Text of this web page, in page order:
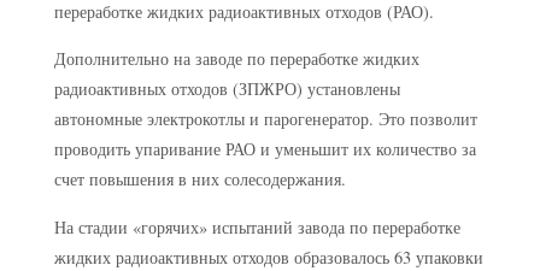
переработке жидких радиоактивных отходов (РАО).
Дополнительно на заводе по переработке жидких
радиоактивных отходов (ЗПЖРО) установлены
автономные электрокотлы и парогенератор. Это позволит
проводить упаривание РАО и уменьшит их количество за
счет повышения в них солесодержания.
На стадии «горячих» испытаний завода по переработке
жидких радиоактивных отходов образовалось 63 упаковки